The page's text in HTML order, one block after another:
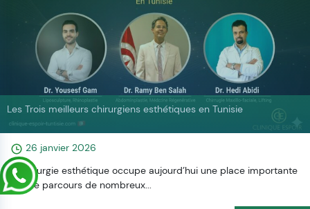
26 janvier 2026
Les Trois meilleurs chirurgiens esthétiques en Tunisie
La chirurgie esthétique occupe aujourd’hui une place importante
dans le parcours de nombreux...